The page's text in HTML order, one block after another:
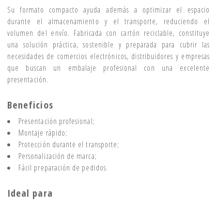
Su formato compacto ayuda además a optimizar el espacio
durante el almacenamiento y el transporte, reduciendo el
volumen del envío. Fabricada con cartón reciclable, constituye
una solución práctica, sostenible y preparada para cubrir las
necesidades de comercios electrónicos, distribuidores y empresas
que buscan un embalaje profesional con una excelente
presentación.
Beneficios
Presentación profesional;
Montaje rápido;
Protección durante el transporte;
Personalización de marca;
Fácil preparación de pedidos.
Ideal para